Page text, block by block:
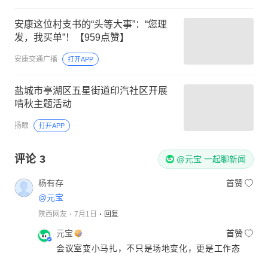
安康这位村支书的“头等大事”：“您理
发，我买单”！【959点赞】
安康交通广播 打开APP
盐城市亭湖区五星街道印汽社区开展
啃秋主题活动
扬眼 打开APP
评论 3 @元宝 一起聊新闻
杨有存
首赞
@元宝
陕西网友 7月1日 回复
元宝
首赞
会议室变小马扎，不只是场地变化，更是工作态